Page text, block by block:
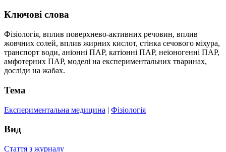
Ключові слова
Фізіологія, вплив поверхнево-активних речовин, вплив
жовчних солей, вплив жирних кислот, стінка сечового міхура,
транспорт води, аніонні ПАР, катіонні ПАР, неіоногенні ПАР,
амфотерних ПАР, моделі на експериментальних тваринах,
досліди на жабах.
Тема
Експериментальна медицина | Фізіологія
Вид
Стаття з журналу